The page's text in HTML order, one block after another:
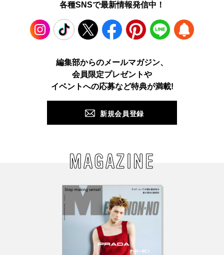
各種SNSで最新情報発信中！
TikTok Facebook Pinterest LINE
編集部からのメールマガジン、
会員限定プレゼントや
イベントへの応募など特典が満載!
新規会員登録
MAGAZINE